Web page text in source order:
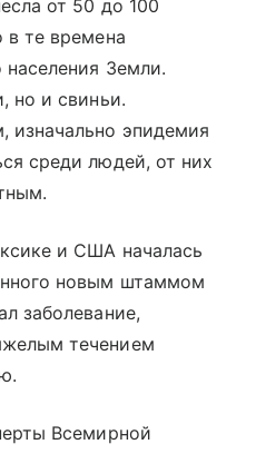
от 50 до 100
в те времена
населения Земли.
но и свиньи.
изначально эпидемия
среди людей, от них
и США началась
новым штаммом
заболевание,
течением
Всемирной